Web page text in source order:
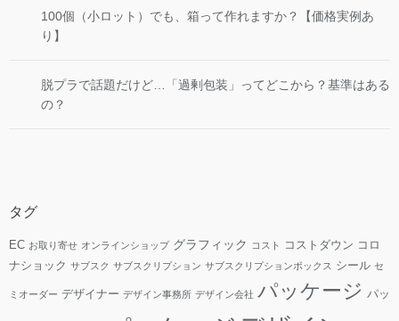
100個（小ロット）でも、箱って作れますか？【価格実例あ
り】
脱プラで話題だけど…「過剰包装」ってどこから？基準はある
の？
タグ
EC お取り寄せ オンラインショップ グラフィック コスト コストダウン コロ
ナショック サブスク サブスクリプション サブスクリプションボックス シール セ
ミオーダー デザイナー デザイン事務所 デザイン会社 パッケージ パッ